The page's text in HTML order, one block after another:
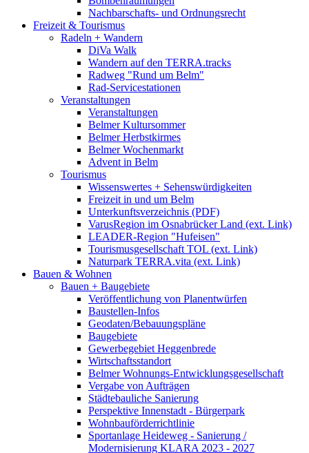
Nachbarschafts- und Ordnungsrecht
Freizeit & Tourismus
Radeln + Wandern
DiVa Walk
Wandern auf den TERRA.tracks
Radweg "Rund um Belm"
Rad-Servicestationen
Veranstaltungen
Veranstaltungen
Belmer Kultursommer
Belmer Herbstkirmes
Belmer Wochenmarkt
Advent in Belm
Tourismus
Wissenswertes + Sehenswürdigkeiten
Freizeit in und um Belm
Unterkunftsverzeichnis (PDF)
VarusRegion im Osnabrücker Land (ext. Link)
LEADER-Region "Hufeisen"
Tourismusgesellschaft TOL (ext. Link)
Naturpark TERRA.vita (ext. Link)
Bauen & Wohnen
Bauen + Baugebiete
Veröffentlichung von Planentwürfen
Baustellen-Infos
Geodaten/Bebauungspläne
Baugebiete
Gewerbegebiet Heggenbrede
Wirtschaftsstandort
Belmer Wohnungs-Entwicklungsgesellschaft
Vergabe von Aufträgen
Städtebauliche Sanierung
Perspektive Innenstadt - Bürgerpark
Wohnbauförderrichtlinie
Sportanlage Heideweg - Sanierung /
Modernisierung KLARA 2023 - 2027